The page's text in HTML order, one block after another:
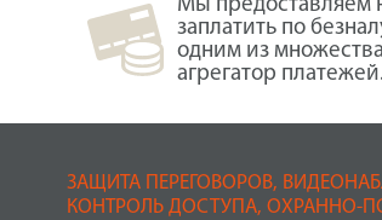
Мы предоставляем
заплатить по
одним из
агрегатор платежей.
ЗАЩИТА ПЕРЕГОВОРОВ,
КОНТРОЛЬ ДОСТУПА, ОХРАННО-